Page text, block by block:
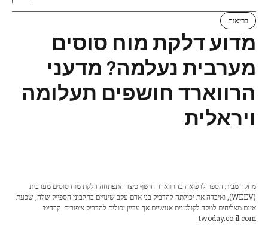
בריאות
מדוע דלקת מוח סוסים
מערבית נעלמה? מדעני
הרווארד חושפים תעלומה
ויראלית
מחקר מבית הספר לרפואה בהרווארד חושף כיצד התפתחה דלקת מוח סוסים מערבית
(WEEV), ואיבדה את יכולתה להדביק בני אדם עקב שינויים בחלבוני הספייק שלה, שכעת
אינם מצליחים למקד לקולטנים אנושיים אך עדיין יכולים להדביק ציפורים. קרדיט:
twoday.co.il.com